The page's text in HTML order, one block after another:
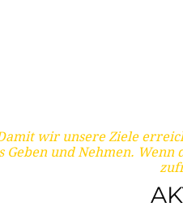
wir unsere Ziele
Geben und Nehmen.